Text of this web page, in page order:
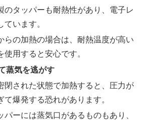
のタッパーも耐熱性があり、電子レ
ています。
らの加熱の場合は、耐熱温度が高い
使用すると安心です。
蒸気を逃がす
閉された状態で加熱すると、圧力が
て爆発する恐れがあります。
パーには蒸気口があるものもあり、